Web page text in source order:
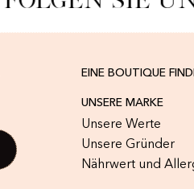
EINE BOUTIQUE
UNSERE MARKE
Unsere Werte
Unsere Gründer
Nährwert und